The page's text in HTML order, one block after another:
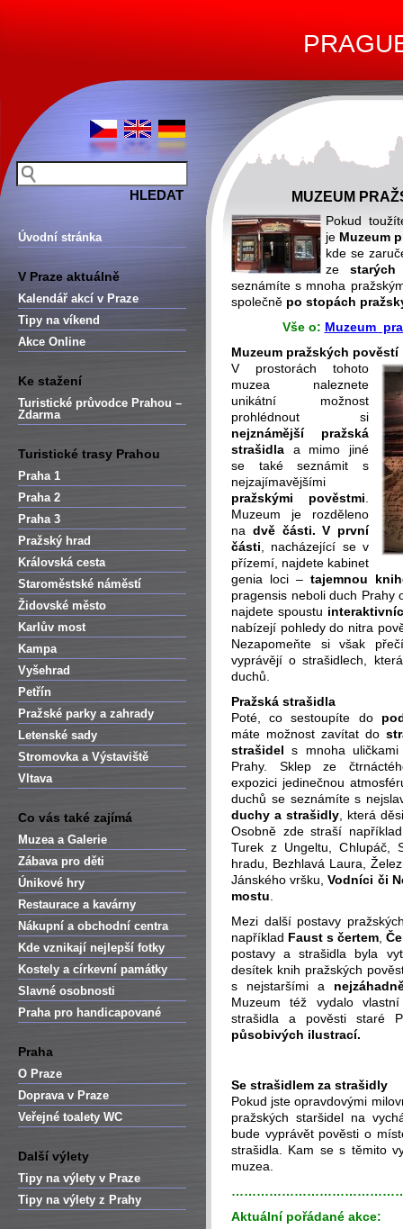
Úvodní stránka
V Praze aktuálně
Kalendář akcí v Praze
Tipy na víkend
Akce Online
Ke stažení
Turistické průvodce Prahou –
Zdarma
Turistické trasy Prahou
Praha 1
Praha 2
Praha 3
Pražský hrad
Královská cesta
Staroměstské náměstí
Židovské město
Karlův most
Kampa
Vyšehrad
Petřín
Pražské parky a zahrady
Letenské sady
Stromovka a Výstaviště
Vltava
Co vás také zajímá
Muzea a Galerie
Zábava pro děti
Únikové hry
Restaurace a kavárny
Nákupní a obchodní centra
Kde vznikají nejlepší fotky
Kostely a církevní památky
Slavné osobnosti
Praha pro handicapované
Praha
O Praze
Doprava v Praze
Veřejné toalety WC
Další výlety
Tipy na výlety v Praze
Tipy na výlety z Prahy
MUZEUM
Pokud
je Muzeum
kde se
ze
seznámíte s mnoha
společně po stopách
Vše o: Muzeum
Muzeum pražských pověstí
V prostorách tohoto
muzea naleznete
unikátní možnost
prohlédnout si
nejznámější pražská
strašidla a mimo jiné
se také seznámit s
nejzajímavějšími
pražskými pověstmi
Muzeum je rozděleno
na dvě části. V první
části , nacházející se v
přízemí, najdete kabinet
genia loci –tajemnou
pragensis neboli duch Prahy
najdete spoustu
nabízejí pohledy do nitra
Nezapomeňte si však
vyprávějí o strašidlech,
duchů.
Pražská strašidla
Poté, co sestoupíte do
máte možnost zavítat do
strašidel s mnoha
Prahy. Sklep ze
expozici jedinečnou
duchů se seznámíte s
duchy a strašidly , která
Osobně zde straší
Turek z Ungeltu, Chlupáč,
hradu, Bezhlavá Laura,
Jánského vršku,Vodníci či
mostu
Mezi další postavy
například Faust s čertem
postavy a strašidla byla
desítek knih pražských
s nejstaršími a
Muzeum též vydalo
strašidla a pověsti staré
působivých ilustrací.
Se strašidlem za strašidly
Pokud jste opravdovými
pražských staršidel na
bude vyprávět pověsti o
strašidla. Kam se s těmito
muzea.
Aktuální pořádané akce: